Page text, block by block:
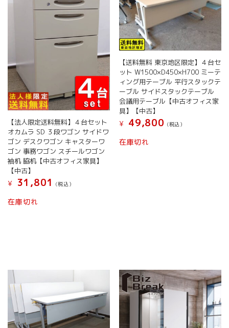
【法人限定送料無料】４台セット
オカムラ SD ３段ワゴン サイドワ
ゴン デスクワゴン キャスターワ
ゴン 事務ワゴン スチールワゴン
袖机 脇机【中古オフィス家具】
【中古】
¥
31,801 (税込）
在庫切れ
【送料無料 東京地区限定】４台セ
ット W1500×D450×H700 ミーテ
ィング用テーブル 平行スタックテ
ーブル サイドスタックテーブル
会議用テーブル【中古オフィス家
具】【中古】
¥
49,800 (税込）
在庫切れ